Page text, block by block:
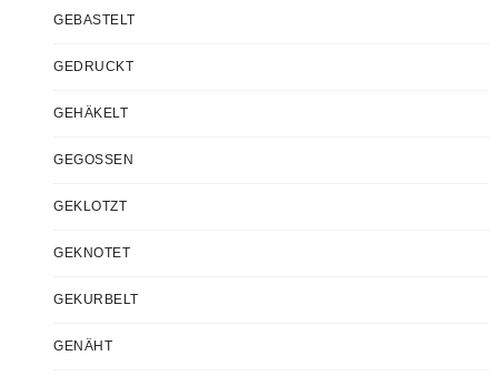
GEBASTELT
GEDRUCKT
GEHÄKELT
GEGOSSEN
GEKLOTZT
GEKNOTET
GEKURBELT
GENÄHT